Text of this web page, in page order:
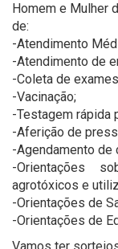
Homem e Mulher
de:
-Atendimento
-Atendimento de
-Coleta de
-Vacinação;
-Testagem rápida
-Aferição de
-Agendamento de
-Orientações
agrotóxicos e
-Orientações de
-Orientações de